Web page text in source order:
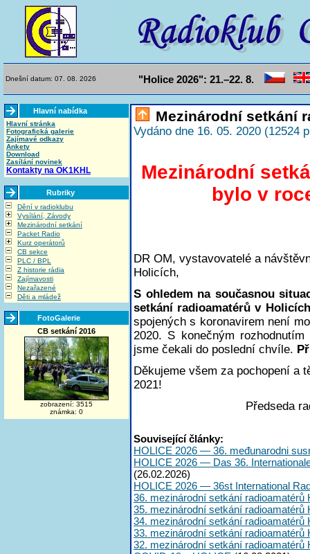
Dnešní datum: 07. 08. 2026 "Holice 2026": 21.–22. 8.
Hlavní nabídka
Hlavní stránka
Fotografická galerie
Zajímavé odkazy
Ankety
Download
Zasílání novinek
Kontakty na OK1KHL
Rubriky
Dění v radioklubu
Vysílání, Závody
Mezinárodní setkání
Packet Radio
Kurz operátorů
CB sekce
PLC / BPL
Z historie rádia
Zajímavosti
Nezařazené
Děti a mládež
FotoGalerie
CB setkání 2016
zobrazení: 3515
známka: 0
Mezinárodní setkání
Vydáno dne 16. 05. 2020 (12524
Mezinárodní
bylo v
DR OM, vystavovatelé a
Holicích,
S ohledem na současnou
setkání radioamatérů v
spojených s koronavirem není
2020. S konečným
jsme čekali do poslední chvíle.
Děkujeme všem za pochopení a
2021!
Předseda
Související články:
HOLICE 2026 — 36. međunarodni
HOLICE 2026 — Das 36.
(26.02.2026)
HOLICE 2026 — 36st International
36. mezinárodní setkání radioamatérů
35. mezinárodní setkání radioamatérů
34. mezinárodní setkání radioamatérů
33. mezinárodní setkání radioamatérů
32. mezinárodní setkání radioamatérů